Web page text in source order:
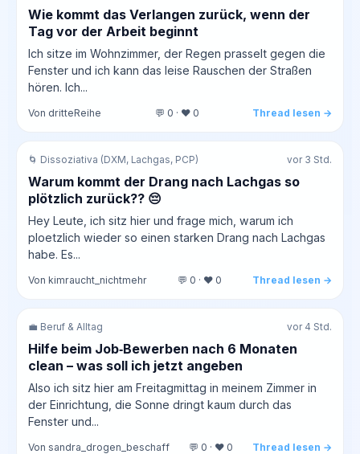
Wie kommt das Verlangen zurück, wenn der
Tag vor der Arbeit beginnt
Ich sitze im Wohnzimmer, der Regen prasselt gegen die
Fenster und ich kann das leise Rauschen der Straßen
hören. Ich...
Von dritteReihe 💬 0 · ❤️ 0 Thread lesen →
🌀 Dissoziativa (DXM, Lachgas, PCP) vor 3 Std.
Warum kommt der Drang nach Lachgas so
plötzlich zurück?? 😔
Hey Leute, ich sitz hier und frage mich, warum ich
ploetzlich wieder so einen starken Drang nach Lachgas
habe. Es...
Von kimraucht_nichtmehr 💬 0 · ❤️ 0 Thread lesen →
💼 Beruf & Alltag vor 4 Std.
Hilfe beim Job‑Bewerben nach 6 Monaten
clean – was soll ich jetzt angeben
Also ich sitz hier am Freitagmittag in meinem Zimmer in
der Einrichtung, die Sonne dringt kaum durch das
Fenster und...
Von sandra_drogen_beschaff 💬 0 · ❤️ 0 Thread lesen →